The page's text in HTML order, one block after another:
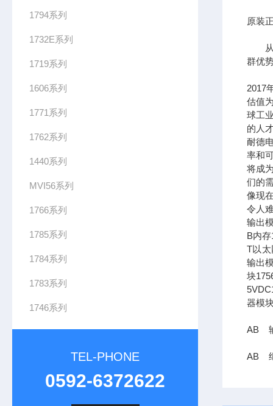
1794系列
1732E系列
1719系列
1606系列
1771系列
1762系列
1440系列
MVI56系列
1766系列
1785系列
1784系列
1783系列
1746系列
TEL-PHONE
0592-6372622
原装
从长
群优
2017
估值
球工
的人
耐德
率和
将成
们的
像现
令人
输出
B内
T以太
输出
块
器模
AB
AB